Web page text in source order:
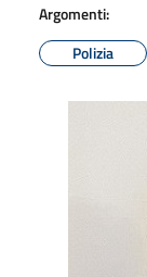
Argomenti:
Polizia